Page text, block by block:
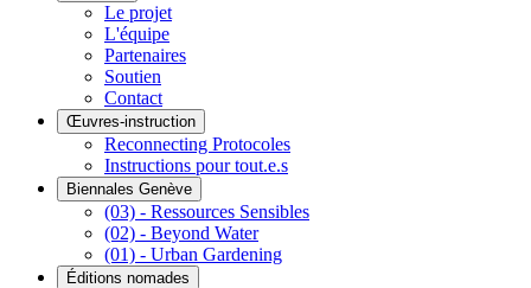
Le projet
L'équipe
Partenaires
Soutien
Contact
Œuvres-instruction
Reconnecting Protocoles
Instructions pour tout.e.s
Biennales Genève
(03) - Ressources Sensibles
(02) - Beyond Water
(01) - Urban Gardening
Éditions nomades